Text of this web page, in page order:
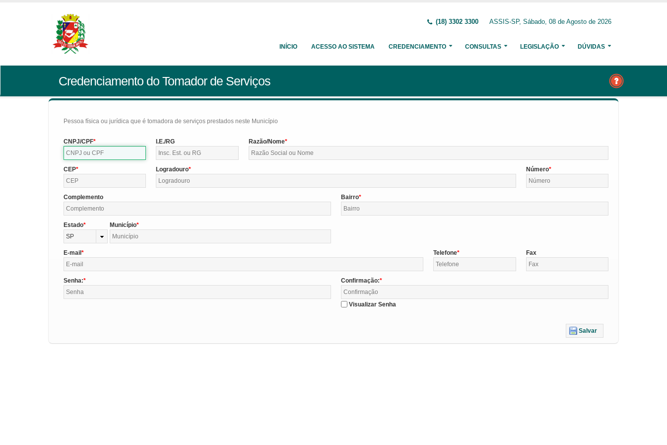
(18) 3302 3300 ASSIS-SP, Sábado, 08 de Agosto de 2026
INÍCIO ACESSO AO SISTEMA CREDENCIAMENTO CONSULTAS LEGISLAÇÃO DÚVIDAS
Credenciamento do Tomador de Serviços
Pessoa física ou jurídica que é tomadora de serviços prestados neste Município
CNPJ/CPF I.E./RG Razão/Nome
CEP Logradouro Número
Complemento Bairro
Estado
SP
Município
E-mail Telefone Fax
Senha: Confirmação:
Visualizar Senha
Salvar